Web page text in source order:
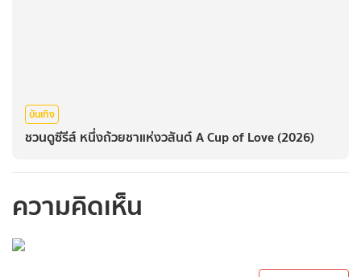
บันเทิง
ชวนดูซีรีส์ หนึ่งถ้วยชาแห่งวสันต์ A Cup of Love (2026)
ความคิดเห็น